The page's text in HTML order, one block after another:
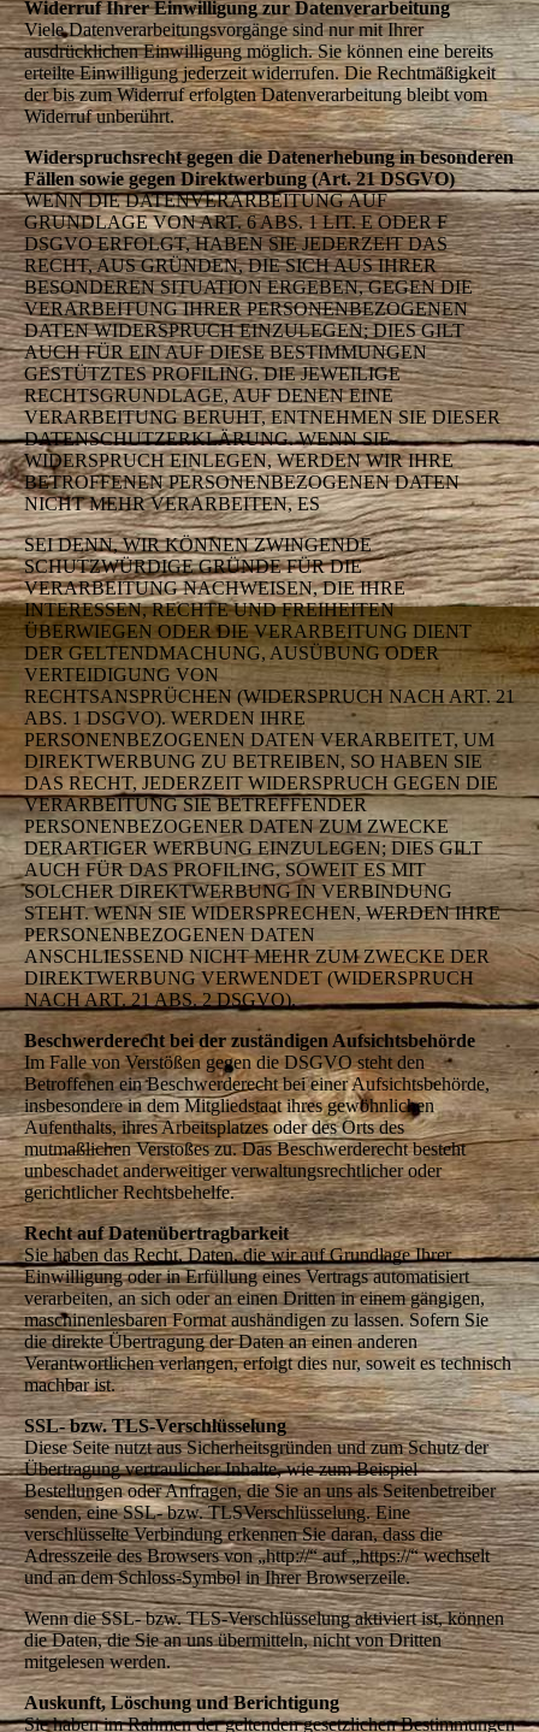
Widerruf Ihrer Einwilligung zur Datenverarbeitung
Viele Datenverarbeitungsvorgänge sind nur mit Ihrer
ausdrücklichen Einwilligung möglich. Sie können eine bereits
erteilte Einwilligung jederzeit widerrufen. Die Rechtmäßigkeit
der bis zum Widerruf erfolgten Datenverarbeitung bleibt vom
Widerruf unberührt.
Widerspruchsrecht gegen die Datenerhebung in besonderen
Fällen sowie gegen Direktwerbung (Art. 21 DSGVO)
WENN DIE DATENVERARBEITUNG AUF
GRUNDLAGE VON ART. 6 ABS. 1 LIT. E ODER F
DSGVO ERFOLGT, HABEN SIE JEDERZEIT DAS
RECHT, AUS GRÜNDEN, DIE SICH AUS IHRER
BESONDEREN SITUATION ERGEBEN, GEGEN DIE
VERARBEITUNG IHRER PERSONENBEZOGENEN
DATEN WIDERSPRUCH EINZULEGEN; DIES GILT
AUCH FÜR EIN AUF DIESE BESTIMMUNGEN
GESTÜTZTES PROFILING. DIE JEWEILIGE
RECHTSGRUNDLAGE, AUF DENEN EINE
VERARBEITUNG BERUHT, ENTNEHMEN SIE DIESER
DATENSCHUTZERKLÄRUNG. WENN SIE
WIDERSPRUCH EINLEGEN, WERDEN WIR IHRE
BETROFFENEN PERSONENBEZOGENEN DATEN
NICHT MEHR VERARBEITEN, ES
SEI DENN, WIR KÖNNEN ZWINGENDE
SCHUTZWÜRDIGE GRÜNDE FÜR DIE
VERARBEITUNG NACHWEISEN, DIE IHRE
INTERESSEN, RECHTE UND FREIHEITEN
ÜBERWIEGEN ODER DIE VERARBEITUNG DIENT
DER GELTENDMACHUNG, AUSÜBUNG ODER
VERTEIDIGUNG VON
RECHTSANSPRÜCHEN (WIDERSPRUCH NACH ART. 21
ABS. 1 DSGVO). WERDEN IHRE
PERSONENBEZOGENEN DATEN VERARBEITET, UM
DIREKTWERBUNG ZU BETREIBEN, SO HABEN SIE
DAS RECHT, JEDERZEIT WIDERSPRUCH GEGEN DIE
VERARBEITUNG SIE BETREFFENDER
PERSONENBEZOGENER DATEN ZUM ZWECKE
DERARTIGER WERBUNG EINZULEGEN; DIES GILT
AUCH FÜR DAS PROFILING, SOWEIT ES MIT
SOLCHER DIREKTWERBUNG IN VERBINDUNG
STEHT. WENN SIE WIDERSPRECHEN, WERDEN IHRE
PERSONENBEZOGENEN DATEN
ANSCHLIESSEND NICHT MEHR ZUM ZWECKE DER
DIREKTWERBUNG VERWENDET (WIDERSPRUCH
NACH ART. 21 ABS. 2 DSGVO).
Beschwerderecht bei der zuständigen Aufsichtsbehörde
Im Falle von Verstößen gegen die DSGVO steht den
Betroffenen ein Beschwerderecht bei einer Aufsichtsbehörde,
insbesondere in dem Mitgliedstaat ihres gewöhnlichen
Aufenthalts, ihres Arbeitsplatzes oder des Orts des
mutmaßlichen Verstoßes zu. Das Beschwerderecht besteht
unbeschadet anderweitiger verwaltungsrechtlicher oder
gerichtlicher Rechtsbehelfe.
Recht auf Datenübertragbarkeit
Sie haben das Recht, Daten, die wir auf Grundlage Ihrer
Einwilligung oder in Erfüllung eines Vertrags automatisiert
verarbeiten, an sich oder an einen Dritten in einem gängigen,
maschinenlesbaren Format aushändigen zu lassen. Sofern Sie
die direkte Übertragung der Daten an einen anderen
Verantwortlichen verlangen, erfolgt dies nur, soweit es technisch
machbar ist.
SSL- bzw. TLS-Verschlüsselung
Diese Seite nutzt aus Sicherheitsgründen und zum Schutz der
Übertragung vertraulicher Inhalte, wie zum Beispiel
Bestellungen oder Anfragen, die Sie an uns als Seitenbetreiber
senden, eine SSL- bzw. TLSVerschlüsselung. Eine
verschlüsselte Verbindung erkennen Sie daran, dass die
Adresszeile des Browsers von „http://“ auf „https://“ wechselt
und an dem Schloss-Symbol in Ihrer Browserzeile.
Wenn die SSL- bzw. TLS-Verschlüsselung aktiviert ist, können
die Daten, die Sie an uns übermitteln, nicht von Dritten
mitgelesen werden.
Auskunft, Löschung und Berichtigung
Sie haben im Rahmen der geltenden gesetzlichen Bestimmungen